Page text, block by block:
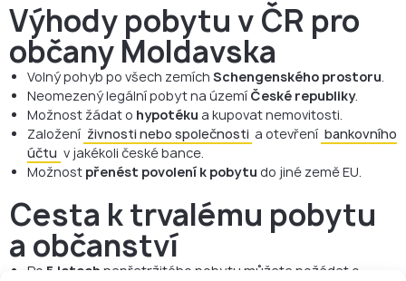
Výhody pobytu v ČR pro
občany Moldavska
Volný pohyb po všech zemích Schengenského prostoru.
Neomezený legální pobyt na území České republiky.
Možnost žádat o hypotéku a kupovat nemovitosti.
Založení živnosti nebo společnosti a otevření bankovního
účtu v jakékoli české bance.
Možnost přenést povolení k pobytu do jiné země EU.
Cesta k trvalému pobytu
a občanství
Po 5 letech nepřetržitého pobytu můžete požádat o